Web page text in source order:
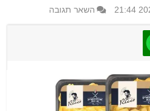
השאר תגובה